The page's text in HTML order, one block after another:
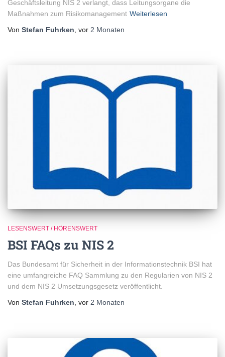
Geschäftsleitung NIS 2 verlangt, dass Leitungsorgane die
Maßnahmen zum Risikomanagement Weiterlesen
Von Stefan Fuhrken , vor 2 Monaten
LESENSWERT / HÖRENSWERT
BSI FAQs zu NIS 2
Das Bundesamt für Sicherheit in der Informationstechnik BSI hat
eine umfangreiche FAQ Sammlung zu den Regularien von NIS 2
und dem NIS 2 Umsetzungsgesetz veröffentlicht.
Von Stefan Fuhrken , vor 2 Monaten